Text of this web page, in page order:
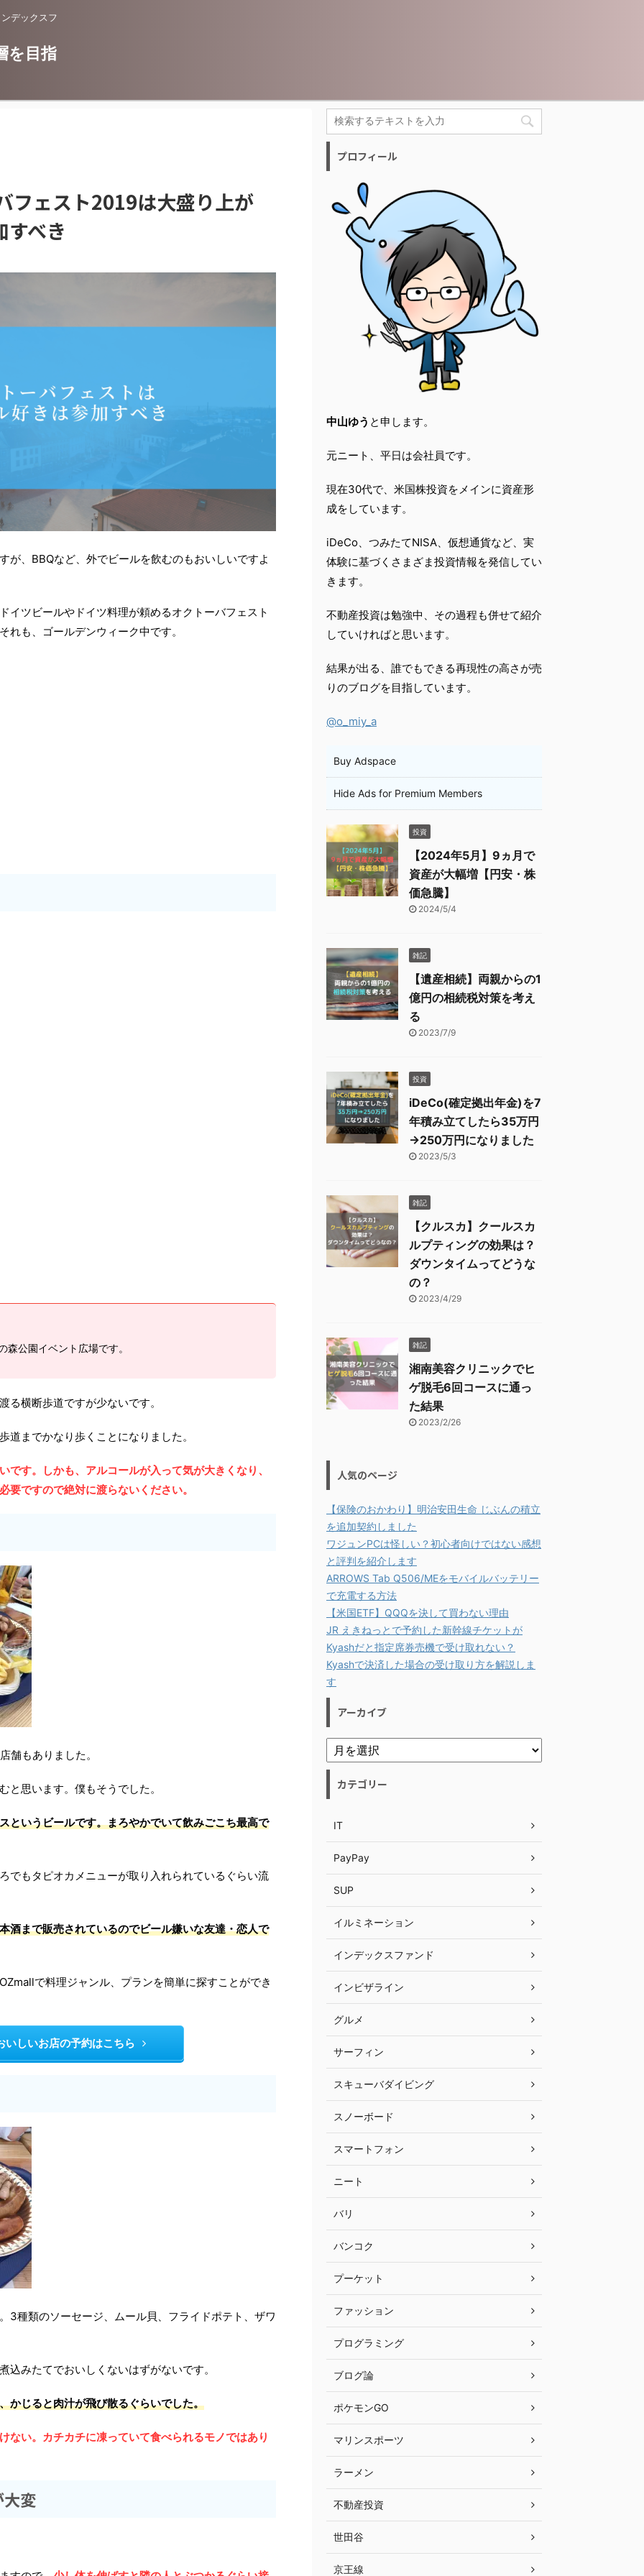
デックスフ
を目指
フェスト2019は大盛り上が
すべき
が、BBQなど、外でビールを飲むのもおいしいですよ
イツビールやドイツ料理が頼めるオクトーバフェスト
れも、ゴールデンウィーク中です。
公園イベント広場です。
る横断歩道ですが少ないです。
道までかなり歩くことになりました。
です。しかも、アルコールが入って気が大きくなり、
要ですので絶対に渡らないください。
舗もありました。
と思います。僕もそうでした。
というビールです。まろやかでいて飲みごこち最高で
でもタピオカメニューが取り入れられているぐらい流
酒まで販売されているのでビール嫌いな友達・恋人で
で料理ジャンル、プランを簡単に探すことができ
しいお店の予約はこちら
3種類のソーセージ、ムール貝、フライドポテト、ザワ
みたてでおいしくないはずがないです。
かじると肉汁が飛び散るぐらいでした。
ない。カチカチに凍っていて食べられるモノではあり
変
プロフィール
中山ゆう と申します。
元ニート、平日は会社員です。
現在30代で、米国株投資をメインに資産形
成をしています。
iDeCo、つみたてNISA、仮想通貨など、実
体験に基づくさまざま投資情報を発信してい
きます。
不動産投資は勉強中、その過程も併せて紹介
していければと思います。
結果が出る、誰でもできる再現性の高さが売
りのブログを目指しています。
@o_miy_a
Buy Adspace
Hide Ads for Premium Members
投資
【2024年5月】9ヵ月で
資産が大幅増【円安・株
価急騰】
2024/5/4
雑記
【遺産相続】両親からの1
億円の相続税対策を考え
る
2023/7/9
投資
iDeCo(確定拠出年金)を7
年積み立てしたら35万円
→250万円になりました
2023/5/3
雑記
【クルスカ】クールスカ
ルプティングの効果は？
ダウンタイムってどうな
の？
2023/4/29
雑記
湘南美容クリニックでヒ
ゲ脱毛6回コースに通っ
た結果
2023/2/26
人気のページ
【保険のおかわり】明治安田生命 じぶんの積立
を追加契約しました
ワジュンPCは怪しい？初心者向けではない感想
と評判を紹介します
ARROWS Tab Q506/MEをモバイルバッテリー
で充電する方法
【米国ETF】QQQを決して買わない理由
JR えきねっとで予約した新幹線チケットが
Kyashだと指定席券売機で受け取れない？
Kyashで決済した場合の受け取り方を解説しま
す
アーカイブ
カテゴリー
IT
PayPay
SUP
イルミネーション
インデックスファンド
インビザライン
グルメ
サーフィン
スキューバダイビング
スノーボード
スマートフォン
ニート
バリ
バンコク
プーケット
ファッション
プログラミング
ブログ論
ポケモンGO
マリンスポーツ
ラーメン
不動産投資
世田谷
京王線